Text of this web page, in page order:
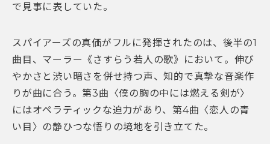
で見事に表していた。
スパイアーズの真価がフルに発揮されたのは、後半の1
曲目、マーラー《さすらう若人の歌》において。伸び
やかさと渋い暗さを併せ持つ声、知的で真摯な音楽作
りが曲に合う。第3曲〈僕の胸の中には燃える剣が〉
にはオペラティックな迫力があり、第4曲〈恋人の青
い目〉の静ひつな悟りの境地を引き立てた。